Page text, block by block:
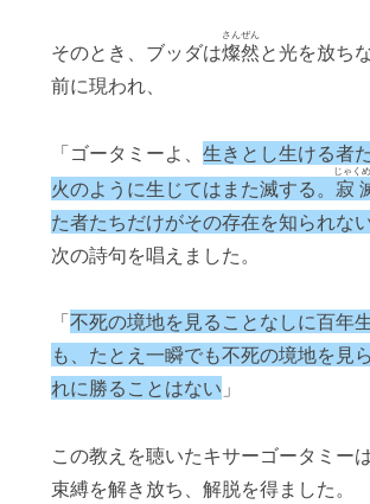
そのとき、ブッダは燦然
さんぜん
と光を放ち
前に現われ、
「ゴータミーよ、 生きとし生ける者
火のように生じてはまた滅する。 寂
じゃく
た者たちだけがその存在を知られな
次の詩句を唱えました。
「不死の境地を見ることなしに百年
も、たとえ一瞬でも不死の境地を見
れに勝ることはない 」
この教えを聴いたキサーゴータミー
束縛を解き放ち、解脱を得ました。